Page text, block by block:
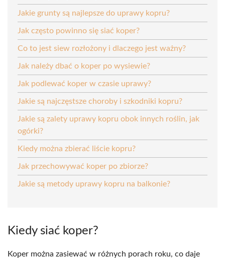
Jakie grunty są najlepsze do uprawy kopru?
Jak często powinno się siać koper?
Co to jest siew rozłożony i dlaczego jest ważny?
Jak należy dbać o koper po wysiewie?
Jak podlewać koper w czasie uprawy?
Jakie są najczęstsze choroby i szkodniki kopru?
Jakie są zalety uprawy kopru obok innych roślin, jak
ogórki?
Kiedy można zbierać liście kopru?
Jak przechowywać koper po zbiorze?
Jakie są metody uprawy kopru na balkonie?
Kiedy siać koper?
Koper można zasiewać w różnych porach roku, co daje